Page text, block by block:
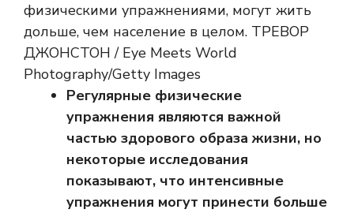
физическими упражнениями, могут жить
дольше, чем население в целом. ТРЕВОР
ДЖОНСТОН / Eye Meets World
Photography/Getty Images
Регулярные физические
упражнения являются важной
частью здорового образа жизни, но
некоторые исследования
показывают, что интенсивные
упражнения могут принести больше